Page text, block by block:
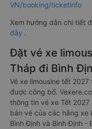
VN/booking/ticketinfo
Xem hướng dẫn chi tiết
đây .
Đặt vé xe
Tháp đi Bình
Vé xe limousine tết
được công bố.
thông tin vé xe Tết
bán vé của các hãng
Bình Định và Bình Định